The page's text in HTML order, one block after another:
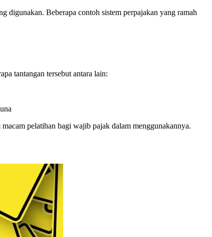
digunakan. Beberapa contoh sistem perpajakan yang ramah
tantangan tersebut antara lain:
pelatihan bagi wajib pajak dalam menggunakannya.